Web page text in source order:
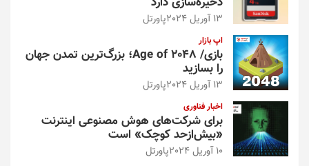
13 آوریل 2024 پاورتل
اپ بازار
بازی/ Age of 2048؛ بزرگ‌ترین تمدن جهان
را بسازید
13 آوریل 2024 پاورتل
اخبار فناوری
برای شرکت‌های هوش مصنوعی اینترنت
«بیش‌از‌حد کوچک» است
10 آوریل 2024 پاورتل